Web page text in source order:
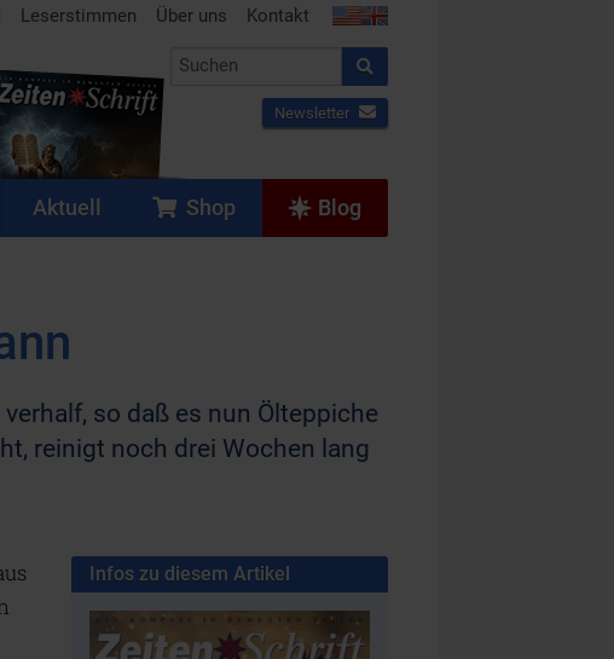
Leserstimmen Über uns Kontakt
Newsletter
Aktuell Shop Blog
so daß es nun Ölteppiche
reinigt noch drei Wochen lang
Infos zu diesem Artikel